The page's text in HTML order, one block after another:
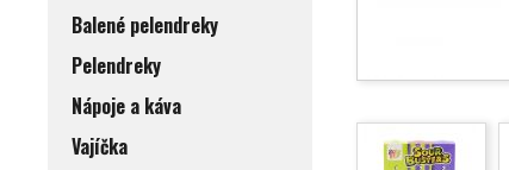
Balené pelendreky
Pelendreky
Nápoje a káva
Vajíčka